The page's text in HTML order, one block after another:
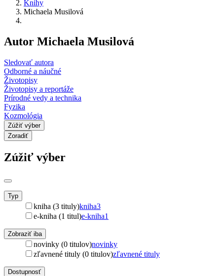
Knihy
Michaela Musilová
Autor Michaela Musilová
Sledovať autora
Odborné a náučné
Životopisy
Životopisy a reportáže
Prírodné vedy a technika
Fyzika
Kozmológia
Zúžiť výber
Zoradiť
Zúžiť výber
Typ
kniha (3 tituly)kniha3
e-kniha (1 titul)e-kniha1
Zobraziť iba
novinky (0 titulov)novinky
zľavnené tituly (0 titulov)zľavnené tituly
Dostupnosť